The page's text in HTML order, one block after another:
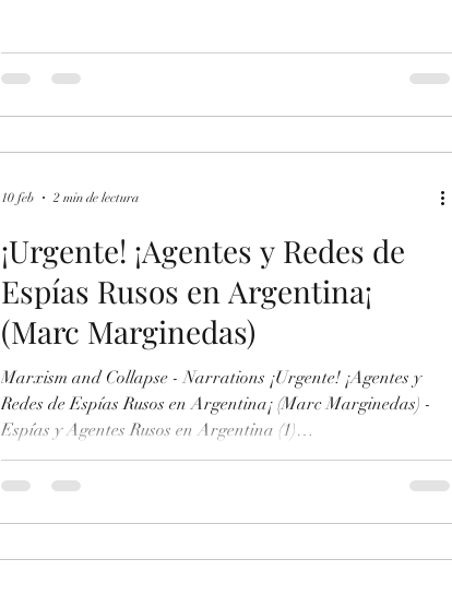
Servicio-del-Nazismo-Ruso Índice Segunda Parte La Mentira
de la "Victoria Rusa" en Ucrania VIII. La FT-CI al servicio
¡Urgente! ¡Agentes y Redes de
Espías Rusos en Argentina¡
(Marc Marginedas)
Marxism and Collapse - Narrations ¡Urgente! ¡Agentes y
Redes de Espías Rusos en Argentina¡ (Marc Marginedas) -
Espías y Agentes Rusos en Argentina (1)
https://www.elperiodico.com/es/internacional/20260103/arge
ntina-agentes-ilegales-rusia-identidad-falsa-espiar-europa-
ntina-retaguardia-leales-putin-america-sur-126242034 -
10 feb 2 min de lectura